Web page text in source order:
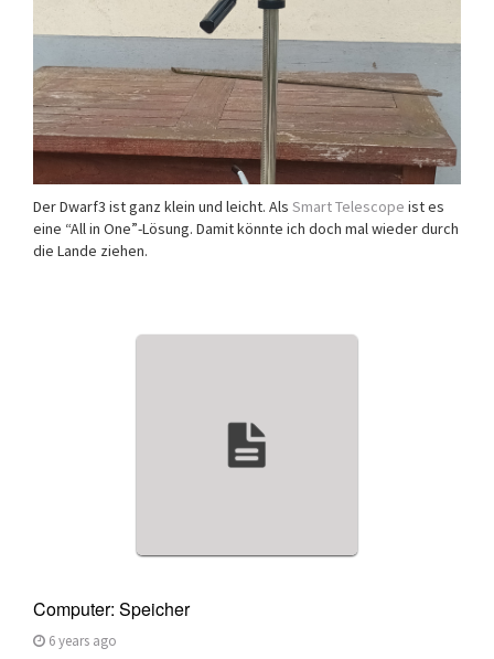
Der Dwarf3 ist ganz klein und leicht. Als Smart Telescope ist es
eine “All in One”-Lösung. Damit könnte ich doch mal wieder durch
die Lande ziehen.
Computer: Speicher
6 years ago